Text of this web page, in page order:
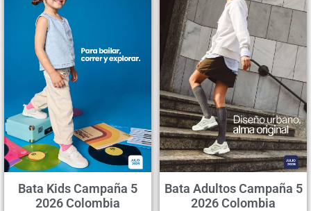
Bata Kids Campaña 5
2026 Colombia
Bata Adultos Campaña 5
2026 Colombia